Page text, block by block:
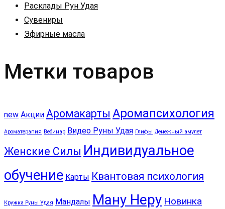
Расклады Рун Удая
Сувениры
Эфирные масла
Метки товаров
new Акции Аромакарты Аромапсихология
Ароматерапия Вебинар Видео Руны Удая Глифы Денежный амулет
Женские Силы Индивидуальное
обучение Карты Квантовая психология
Кружка Руны Удая Мандалы Ману Неру Новинка